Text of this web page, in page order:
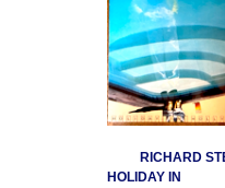
RICHARD
HOLIDAY IN